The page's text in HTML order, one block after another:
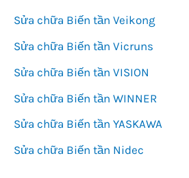
Sửa chữa Biến tần Veikong
Sửa chữa Biến tần Vicruns
Sửa chữa Biến tần VISION
Sửa chữa Biến tần WINNER
Sửa chữa Biến tần YASKAWA
Sửa chữa Biến tần Nidec